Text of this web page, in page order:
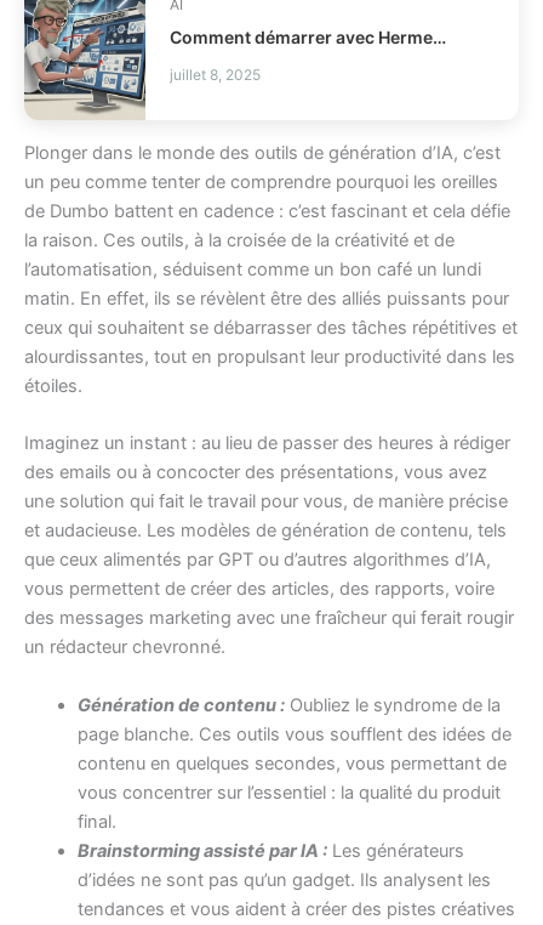
AI
Comment démarrer avec Hermes Agent Desktop ?
juillet 8, 2025
Plonger dans le monde des outils de génération d’IA, c’est
un peu comme tenter de comprendre pourquoi les oreilles
de Dumbo battent en cadence : c’est fascinant et cela défie
la raison. Ces outils, à la croisée de la créativité et de
l’automatisation, séduisent comme un bon café un lundi
matin. En effet, ils se révèlent être des alliés puissants pour
ceux qui souhaitent se débarrasser des tâches répétitives et
alourdissantes, tout en propulsant leur productivité dans les
étoiles.
Imaginez un instant : au lieu de passer des heures à rédiger
des emails ou à concocter des présentations, vous avez
une solution qui fait le travail pour vous, de manière précise
et audacieuse. Les modèles de génération de contenu, tels
que ceux alimentés par GPT ou d’autres algorithmes d’IA,
vous permettent de créer des articles, des rapports, voire
des messages marketing avec une fraîcheur qui ferait rougir
un rédacteur chevronné.
Génération de contenu :Oubliez le syndrome de la
page blanche. Ces outils vous soufflent des idées de
contenu en quelques secondes, vous permettant de
vous concentrer sur l’essentiel : la qualité du produit
final.
Brainstorming assisté par IA :Les générateurs
d’idées ne sont pas qu’un gadget. Ils analysent les
tendances et vous aident à créer des pistes créatives